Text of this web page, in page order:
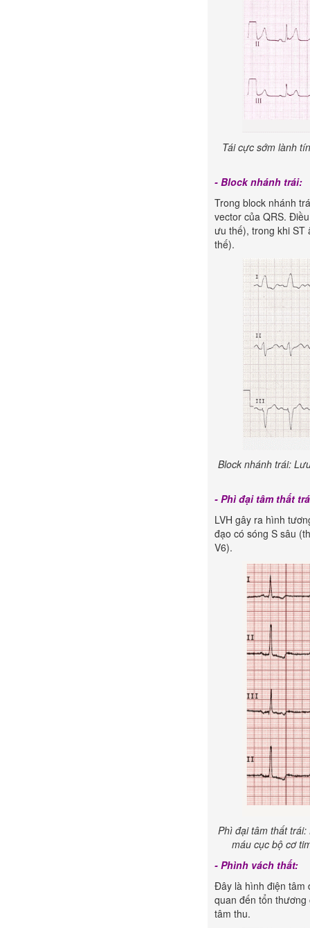
Tái cực sớm lành
- Block nhánh trái:
Trong block nhánh
vector của QRS.
ưu thế), trong khi ST
thế).
Block nhánh trái:
- Phì đại tâm thất
LVH gây ra hình
đạo có sóng S sâu
V6).
Phì đại tâm thất trái:
máu cục bộ cơ
- Phình vách thất:
Đây là hình điện tâm
quan đến tổn
tâm thu.